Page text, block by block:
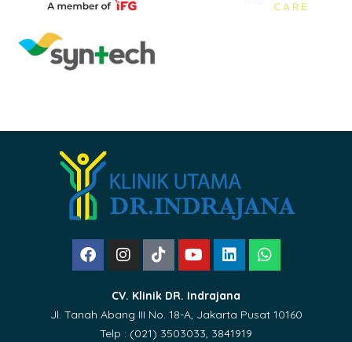
CV. Klinik DR. Indrajana
Jl. Tanah Abang III No. 18-A, Jakarta Pusat 10160
Telp : (021) 3503033, 3841919